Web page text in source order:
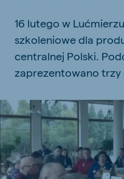
16 lutego w
szkoleniowe dla
centralnej Polski.
zaprezentowano trzy